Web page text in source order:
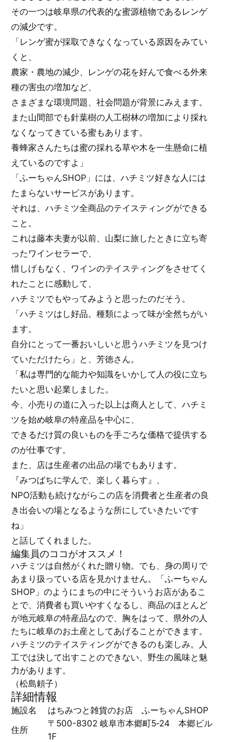
その一つは岐阜県の代表的な蜜源植物であるレンゲ
の減少です。
「レンゲ蜜が採取できなくなっている原因をみてい
くと、
農家・農地の減少、レンゲの花を好んで食べる外来
種の害虫の増加など、
さまざまな環境問題、社会問題が背景にみえます。
また山間部でも針葉樹の人工樹林の増加により採れ
なくなってきている蜜もあります。
養蜂家さんたちは蜜の採れる草や木を一生懸命に植
えているのですよ」
「ふーちゃんSHOP」には、ハチミツ好きな人には
たまらないサービスがあります。
それは、ハチミツ全商品のテイスティングができる
こと。
これは藤本夫妻が以前、山梨に旅したときに立ち寄
ったワインセラーで、
惜しげもなく、ワインのテイスティングをさせてく
れたことに感動して、
ハチミツでもやってみようと思ったのだそう。
「ハチミツはし好品。種類によって味が全然ちがい
ます。
自分にとって一番おいしいと思うハチミツを見つけ
ていただけたら」と、芳徳さん。
「私は専門的な能力や知識をいかして人の役に立ち
たいと思い起業しました。
今、小売りの道に入った以上は商人として、ハチミ
ツを始め岐阜の特産品を中心に、
できるだけ質の良いものを手ごろな価格で提供する
のが仕事です。
また、店は生産者の出品の場でもあります。
『みつばちに学んで、楽しく暮らす』、
NPO活動も続けながらこの店を消費者と生産者の良
き出会いの場となるような所にしていきたいです
ね」
と話してくれました。
編集員のココがオススメ！
ハチミツは自然がくれた贈り物。でも、身の周りで
あまり扱っている店を見かけません。「ふーちゃん
SHOP」のようにまちの中にそういうお店があるこ
とで、消費者も買いやすくなるし、商品のほとんど
が地元岐阜の特産品なので、胸をはって、県外の人
たちに岐阜のお土産としてあげることができます。
ハチミツのテイスティングができるのも楽しみ。人
工では決して出すことのできない、野生の風味と魅
力があります。
（松島頼子）
詳細情報
施設名
はちみつと雑貨のお店 ふーちゃんSHOP
住所
〒500-8302 岐阜市本郷町5‐24 本郷ビル
1F